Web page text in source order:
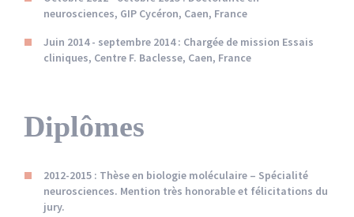
neurosciences, GIP Cycéron, Caen, France
Juin 2014 - septembre 2014 : Chargée de mission Essais
cliniques, Centre F. Baclesse, Caen, France
Diplômes
2012-2015 : Thèse en biologie moléculaire – Spécialité
neurosciences. Mention très honorable et félicitations du
jury.